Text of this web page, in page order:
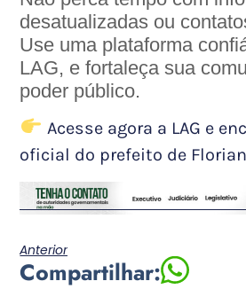
desatualizadas ou
Use uma plataforma
LAG, e fortaleça sua
poder público.
Acesse agora a LAG e
oficial do prefeito de
Anterior
Compartilhar: